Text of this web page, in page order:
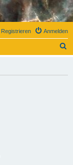
Anmelden
Registrieren